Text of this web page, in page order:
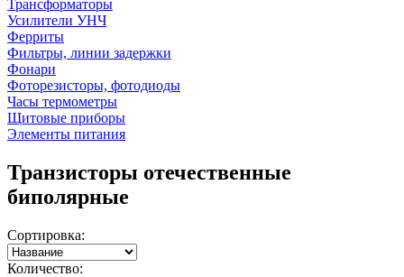
Трансформаторы
Усилители УНЧ
Ферриты
Фильтры, линии задержки
Фонари
Фоторезисторы, фотодиоды
Часы термометры
Щитовые приборы
Элементы питания
Транзисторы отечественные
биполярные
Сортировка:
Количество: